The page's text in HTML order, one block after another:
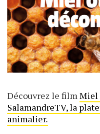
Découvrez le filmMiel
SalamandreTV, la
animalier.